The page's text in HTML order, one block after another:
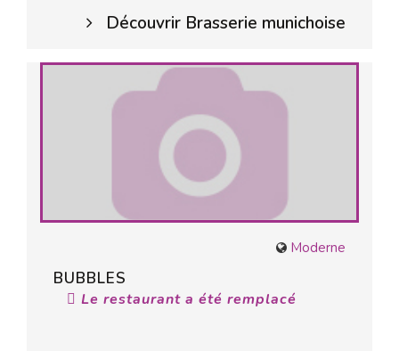
Découvrir Brasserie munichoise
Moderne
BUBBLES
Le restaurant a été remplacé